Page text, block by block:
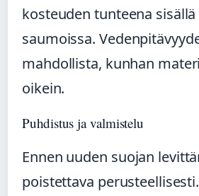
kosteuden tunteena
saumoissa.
mahdollista, kunhan
oikein.
Puhdistus ja valmistelu
Ennen uuden suojan
poistettava